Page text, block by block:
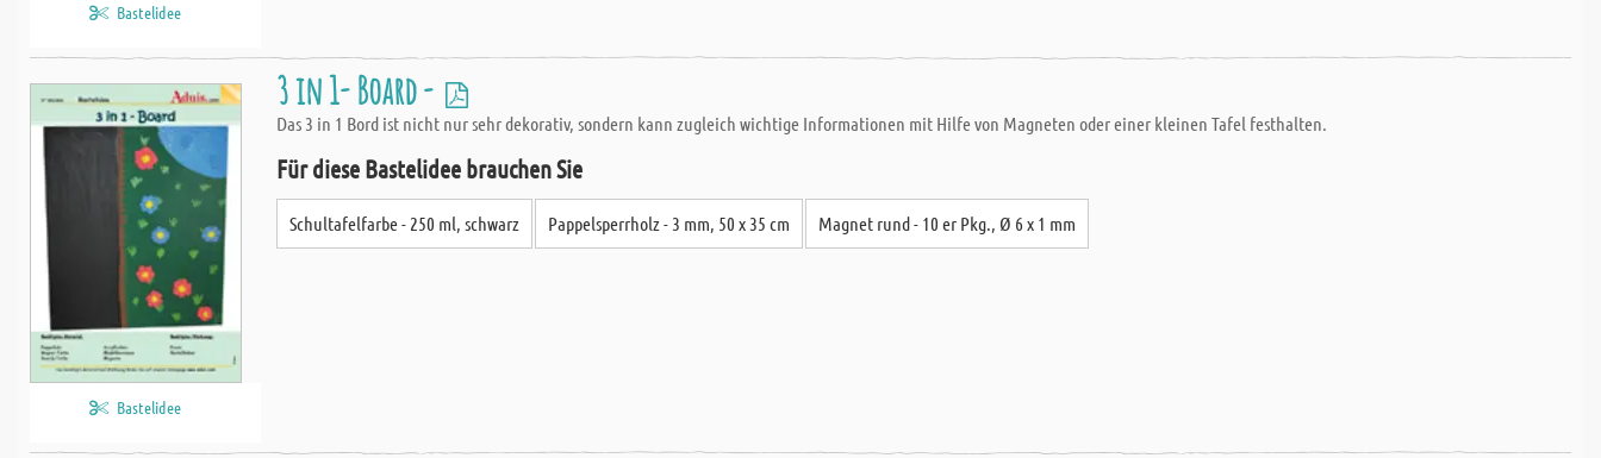
Bastelidee
Bastelidee
3 in 1- Board -
Das 3 in 1 Bord ist nicht nur sehr dekorativ, sondern kann zugleich wichtige Informationen mit Hilfe von Magneten oder einer kleinen Tafel festhalten.
Für diese Bastelidee brauchen Sie
Schultafelfarbe - 250 ml, schwarz Pappelsperrholz - 3 mm, 50 x 35 cm Magnet rund - 10 er Pkg., Ø 6 x 1 mm